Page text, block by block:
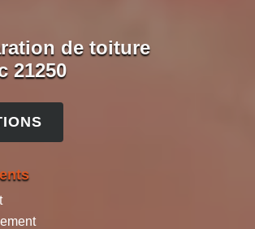
de toiture
21250